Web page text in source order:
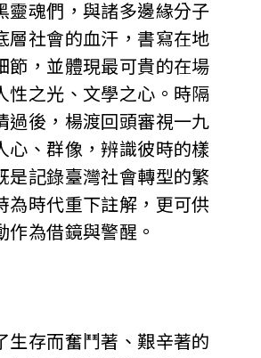
靈魂們，與諸多邊緣分子
層社會的血汗，書寫在地
節，並體現最可貴的在場
性之光、文學之心。時隔
過後，楊渡回頭審視一九
心、群像，辨識彼時的樣
是記錄臺灣社會轉型的繁
為時代重下註解，更可供
作為借鏡與警醒。
生存而奮鬥著、艱辛著的